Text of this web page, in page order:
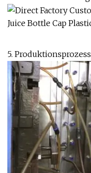
5. Produktionsprozess